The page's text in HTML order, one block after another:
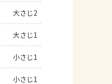
大さじ2
大さじ1
小さじ1
小さじ1